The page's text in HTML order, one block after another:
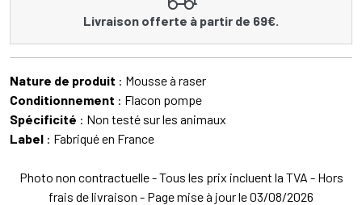
Livraison offerte à partir de 69€.
Nature de produit : Mousse à raser
Conditionnement : Flacon pompe
Spécificité : Non testé sur les animaux
Label : Fabriqué en France
Photo non contractuelle - Tous les prix incluent la TVA - Hors
frais de livraison - Page mise à jour le 03/08/2026